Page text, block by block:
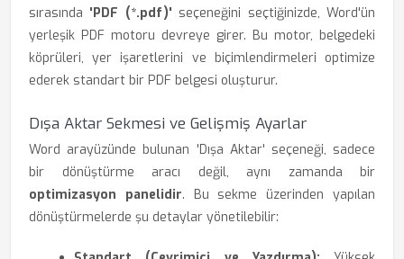
sırasında 'PDF (*.pdf)' seçeneğini seçtiğinizde, Word'ün
yerleşik PDF motoru devreye girer. Bu motor, belgedeki
köprüleri, yer işaretlerini ve biçimlendirmeleri optimize
ederek standart bir PDF belgesi oluşturur.
Dışa Aktar Sekmesi ve Gelişmiş Ayarlar
Word arayüzünde bulunan 'Dışa Aktar' seçeneği, sadece
bir dönüştürme aracı değil, aynı zamanda bir
optimizasyon panelidir. Bu sekme üzerinden yapılan
dönüştürmelerde şu detaylar yönetilebilir: